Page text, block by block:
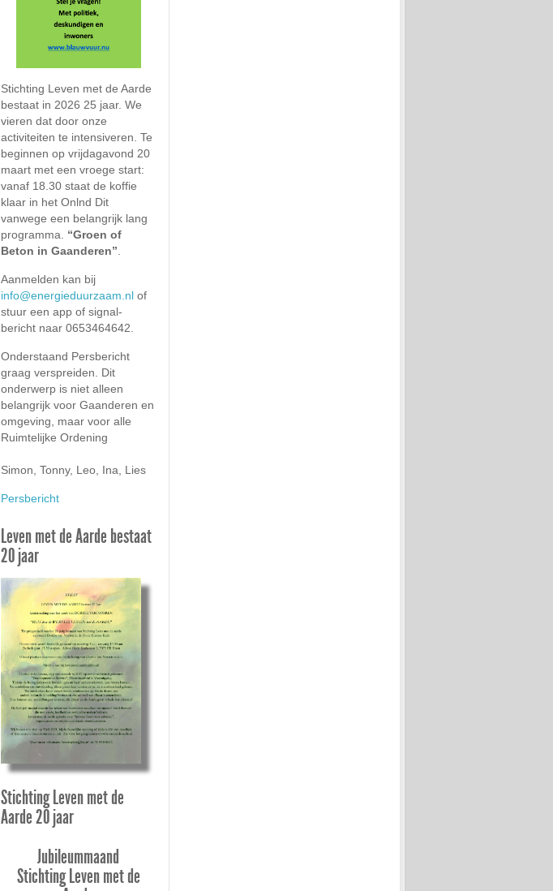
Stichting Leven met de Aarde
bestaat in 2026 25 jaar. We
vieren dat door onze
activiteiten te intensiveren. Te
beginnen op vrijdagavond 20
maart met een vroege start:
vanaf 18.30 staat de koffie
klaar in het Onlnd Dit
vanwege een belangrijk lang
programma. “Groen of
Beton in Gaanderen”.
Aanmelden kan bij
info@energieduurzaam.nlof
stuur een app of signal-
bericht naar 0653464642.
Onderstaand Persbericht
graag verspreiden. Dit
onderwerp is niet alleen
belangrijk voor Gaanderen en
omgeving, maar voor alle
Ruimtelijke Ordening
Simon, Tonny, Leo, Ina, Lies
Persbericht
Leven met de Aarde bestaat
20 jaar
Stichting Leven met de
Aarde 20 jaar
Jubileummaand
Stichting Leven met de